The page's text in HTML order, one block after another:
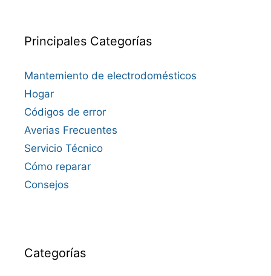
Principales Categorías
Mantemiento de electrodomésticos
Hogar
Códigos de error
Averias Frecuentes
Servicio Técnico
Cómo reparar
Consejos
Categorías